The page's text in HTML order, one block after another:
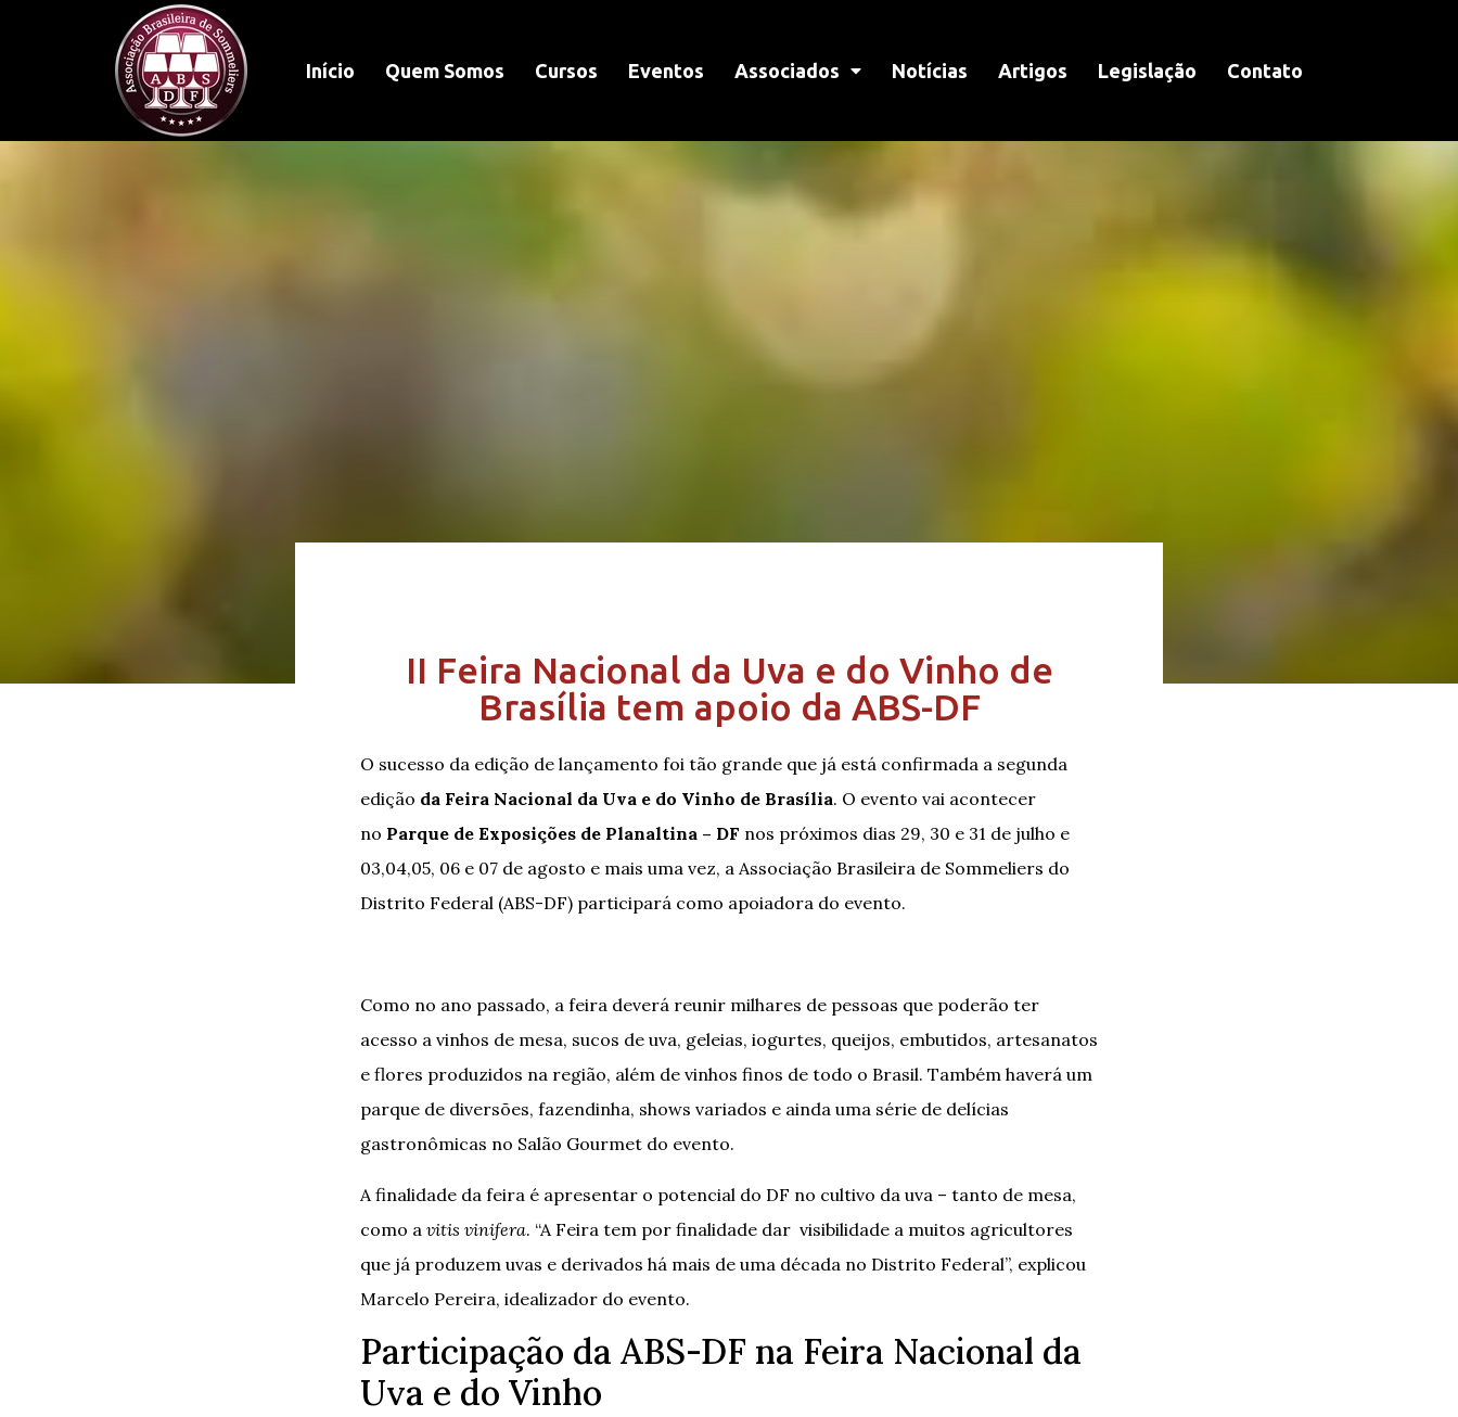
Início Quem Somos Cursos Eventos Associados Notícias Artigos Legislação Contato
II Feira Nacional da Uva e do Vinho de
Brasília tem apoio da ABS-DF
O sucesso da edição de lançamento foi tão grande que já está confirmada a segunda
edição da Feira Nacional da Uva e do Vinho de Brasília. O evento vai acontecer
no Parque de Exposições de Planaltina – DF nos próximos dias 29, 30 e 31 de julho e
03,04,05, 06 e 07 de agosto e mais uma vez, a Associação Brasileira de Sommeliers do
Distrito Federal (ABS-DF) participará como apoiadora do evento.
Como no ano passado, a feira deverá reunir milhares de pessoas que poderão ter
acesso a vinhos de mesa, sucos de uva, geleias, iogurtes, queijos, embutidos, artesanatos
e flores produzidos na região, além de vinhos finos de todo o Brasil. Também haverá um
parque de diversões, fazendinha, shows variados e ainda uma série de delícias
gastronômicas no Salão Gourmet do evento.
A finalidade da feira é apresentar o potencial do DF no cultivo da uva – tanto de mesa,
como a vitis vinifera. “A Feira tem por finalidade dar visibilidade a muitos agricultores
que já produzem uvas e derivados há mais de uma década no Distrito Federal”, explicou
Marcelo Pereira, idealizador do evento.
Participação da ABS-DF na Feira Nacional da
Uva e do Vinho